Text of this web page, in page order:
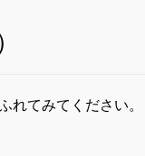
れてみてください。